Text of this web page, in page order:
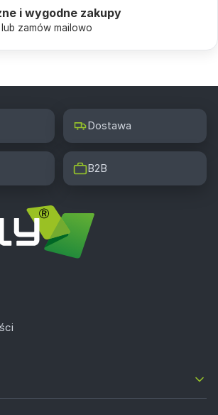
i wygodne zakupy
zamów mailowo
Dostawa
B2B